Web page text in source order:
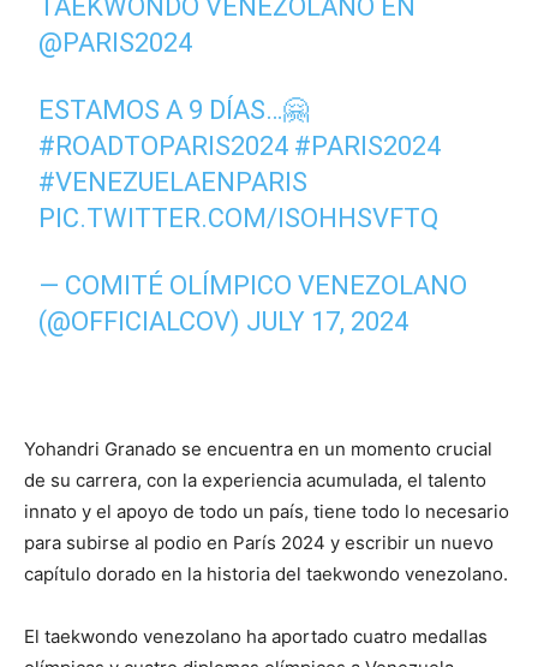
TAEKWONDO VENEZOLANO EN
@PARIS2024
ESTAMOS A 9 DÍAS…🤗
#ROADTOPARIS2024 #PARIS2024
#VENEZUELAENPARIS
PIC.TWITTER.COM/ISOHHSVFTQ
— COMITÉ OLÍMPICO VENEZOLANO
(@OFFICIALCOV) JULY 17, 2024
Yohandri Granado se encuentra en un momento crucial
de su carrera, con la experiencia acumulada, el talento
innato y el apoyo de todo un país, tiene todo lo necesario
para subirse al podio en París 2024 y escribir un nuevo
capítulo dorado en la historia del taekwondo venezolano.
El taekwondo venezolano ha aportado cuatro medallas